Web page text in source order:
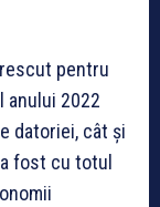
pentru
anului 2022
datoriei, cât și
fost cu totul